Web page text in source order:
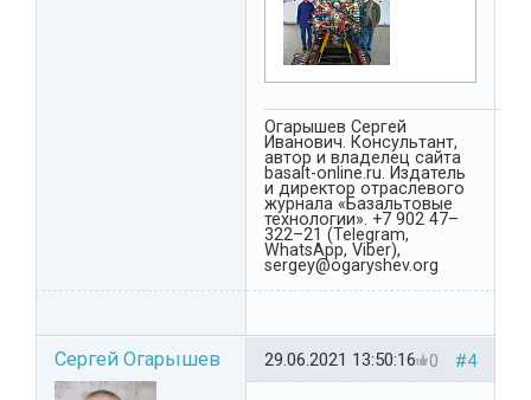
Огарышев Сергей
Иванович. Консультант,
автор и владелец сайта
basalt-online.ru. Издатель
и директор отраслевого
журнала «Базальтовые
технологии». +7 902 47–
322–21 (Telegram,
WhatsApp, Viber),
sergey@ogaryshev.org
Сергей Огарышев #4
0
29.06.2021 13:50:16